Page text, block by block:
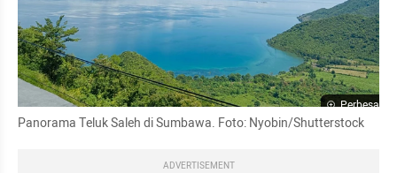
Perbesar
Panorama Teluk Saleh di Sumbawa. Foto: Nyobin/Shutterstock
ADVERTISEMENT